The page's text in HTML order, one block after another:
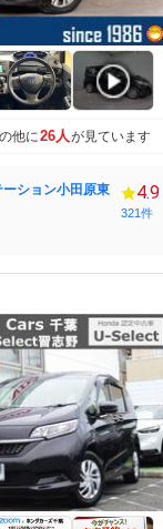
他に26人が見ています
ション小田原東
4.9
321件